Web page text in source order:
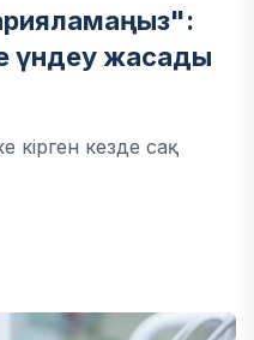
үндеу жасады
кірген кезде сақ